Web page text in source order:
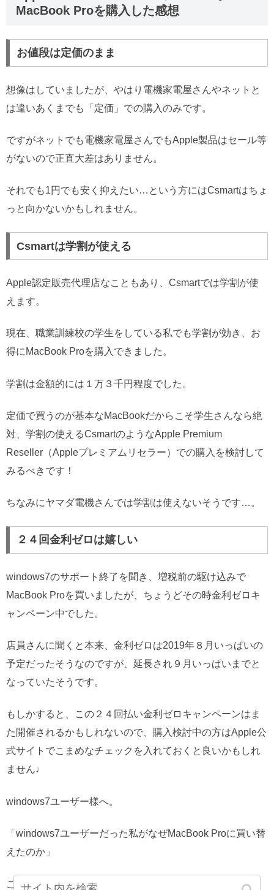
MacBook Proを購入した感想
お値段は定価のまま
想像はしていましたが、やはり電機家電屋さんやネットと
は違いあくまでも「定価」での購入のみです。
ですがネットでも電機家電屋さんでもApple製品はセール等
がないので正直大差はありません。
それでも1円でも安く抑えたい…という方にはCsmartはちょ
っと向かないかもしれません。
Csmartは学割が使える
Apple認定販売代理店なこともあり、Csmartでは学割が使
えます。
現在、職業訓練校の学生をしている私でも学割が効き、お
得にMacBook Proを購入できました。
学割は金額的には１万３千円程度でした。
定価で買うのが基本なMacBookだからこそ学生さんなら絶
対、学割の使えるCsmartのようなApple Premium
Reseller（Appleプレミアムリセラー）での購入を検討して
みるべきです！
ちなみにヤマダ電機さんでは学割は使えないそうです…。
２４回金利ゼロは嬉しい
windows7のサポート終了を聞き、増税前の駆け込みで
MacBook Proを買いましたが、ちょうどその時金利ゼロキ
ャンペーン中でした。
店員さんに聞くと本来、金利ゼロは2019年８月いっぱいの
予定だったそうなのですが、延長され９月いっぱいまでと
なっていたそうです。
もしかすると、この２４回払い金利ゼロキャンペーンはま
た開催されるかもしれないので、購入検討中の方はApple公
式サイトでこまめなチェックを入れておくと良いかもしれ
ません♩
windows7ユーザー様へ。
「windows7ユーザーだった私がなぜMacBook Proに買い替
えたのか」
ご興味のある方はこちらの記事へどうぞ。